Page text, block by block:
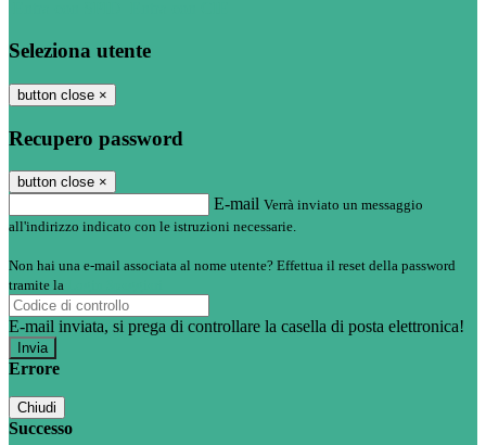
Seleziona utente
button close ×
Recupero password
button close ×
E-mail Verrà inviato un messaggio
all'indirizzo indicato con le istruzioni necessarie.
Non hai una e-mail associata al nome utente? Effettua il reset della password
tramite la
E-mail inviata, si prega di controllare la casella di posta elettronica!
Errore
Chiudi
Successo